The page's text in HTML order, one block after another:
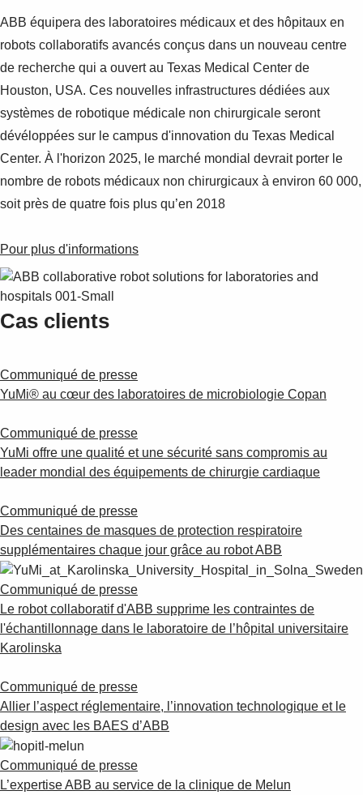
Suggestions
Products
See more products
ABB équipera des laboratoires médicaux et des hôpitaux en
robots collaboratifs avancés conçus dans un nouveau centre
de recherche qui a ouvert au Texas Medical Center de
Houston, USA. Ces nouvelles infrastructures dédiées aux
systèmes de robotique médicale non chirurgicale seront
dévéloppées sur le campus d'innovation du Texas Medical
Center. À l'horizon 2025, le marché mondial devrait porter le
nombre de robots médicaux non chirurgicaux à environ 60 000,
soit près de quatre fois plus qu’en 2018
Pour plus d'informations
Cas clients
Communiqué de presse
YuMi® au cœur des laboratoires de microbiologie Copan
Communiqué de presse
YuMi offre une qualité et une sécurité sans compromis au
leader mondial des équipements de chirurgie cardiaque
Communiqué de presse
Des centaines de masques de protection respiratoire
supplémentaires chaque jour grâce au robot ABB
Communiqué de presse
Le robot collaboratif d'ABB supprime les contraintes de
l'échantillonnage dans le laboratoire de l’hôpital universitaire
Karolinska
Communiqué de presse
Allier l’aspect réglementaire, l’innovation technologique et le
design avec les BAES d’ABB
Communiqué de presse
L’expertise ABB au service de la clinique de Melun